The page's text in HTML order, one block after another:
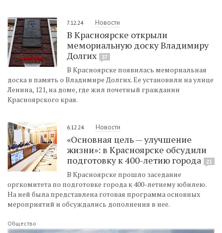
7.12.24 Новости
В Красноярске открыли
мемориальную доску Владимиру
Долгих
37
В Красноярске появилась мемориальная
доска в память о Владимире Долгих. Ее установили на улице
Ленина, 121, на доме, где жил почетный гражданин
Красноярского края.
6.12.24 Новости
«Основная цель — улучшение
жизни»: в Красноярске обсудили
подготовку к 400-летию города
21
В Красноярске прошло заседание
оргкомитета по подготовке города к 400-летнему юбилею.
На ней была представлена готовая программа основных
мероприятий и обсуждались дополнения в нее.
Общество